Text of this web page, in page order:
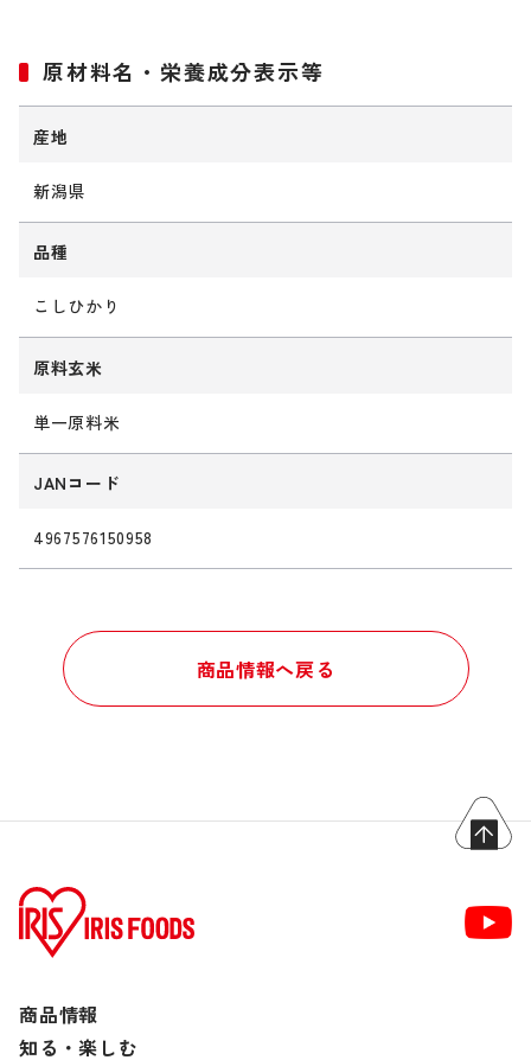
原材料名・栄養成分表示等
産地
新潟県
品種
こしひかり
原料玄米
単一原料米
JANコード
4967576150958
商品情報へ戻る
商品情報
知る・楽しむ